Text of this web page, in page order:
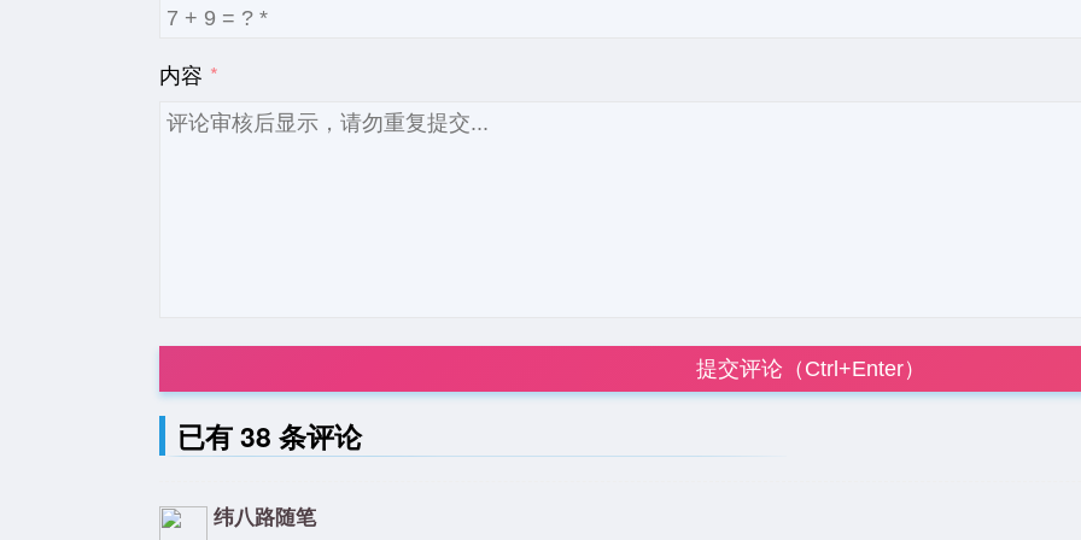
内容
提交评论（Ctrl+Enter）
已有 38 条评论
纬八路随笔